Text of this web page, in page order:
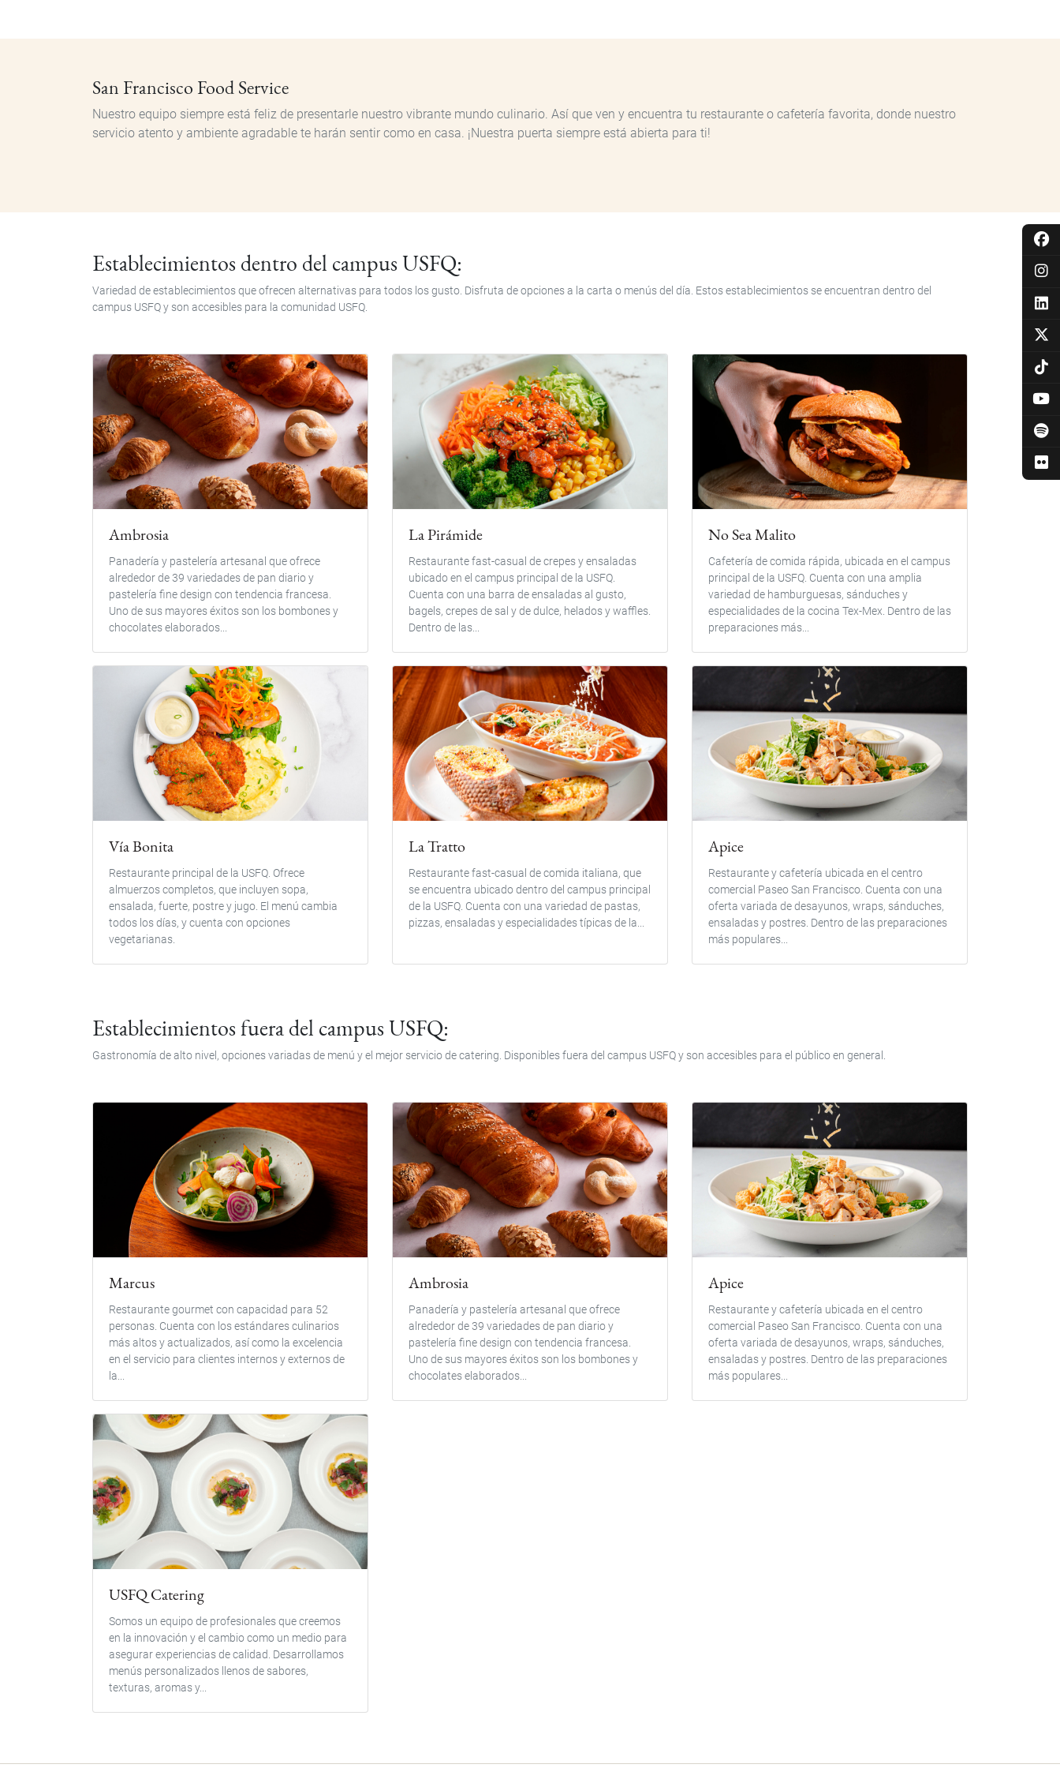
San Francisco Food Service
Nuestro equipo siempre está feliz de presentarle nuestro vibrante mundo culinario. Así que ven y encuentra tu restaurante o cafetería favorita, donde nuestro
servicio atento y ambiente agradable te harán sentir como en casa. ¡Nuestra puerta siempre está abierta para ti!
Establecimientos dentro del campus USFQ:
Variedad de establecimientos que ofrecen alternativas para todos los gusto. Disfruta de opciones a la carta o menús del día. Estos establecimientos se encuentran dentro del
campus USFQ y son accesibles para la comunidad USFQ.
Ambrosia
Panadería y pastelería artesanal que ofrece
alrededor de 39 variedades de pan diario y
pastelería fine design con tendencia francesa.
Uno de sus mayores éxitos son los bombones y
chocolates elaborados...
La Pirámide
Restaurante fast-casual de crepes y ensaladas
ubicado en el campus principal de la USFQ.
Cuenta con una barra de ensaladas al gusto,
bagels, crepes de sal y de dulce, helados y waffles.
Dentro de las...
No Sea Malito
Cafetería de comida rápida, ubicada en el campus
principal de la USFQ. Cuenta con una amplia
variedad de hamburguesas, sánduches y
especialidades de la cocina Tex-Mex. Dentro de las
preparaciones más...
Vía Bonita
Restaurante principal de la USFQ. Ofrece
almuerzos completos, que incluyen sopa,
ensalada, fuerte, postre y jugo. El menú cambia
todos los días, y cuenta con opciones
vegetarianas.
La Tratto
Restaurante fast-casual de comida italiana, que
se encuentra ubicado dentro del campus principal
de la USFQ. Cuenta con una variedad de pastas,
pizzas, ensaladas y especialidades típicas de la...
Apice
Restaurante y cafetería ubicada en el centro
comercial Paseo San Francisco. Cuenta con una
oferta variada de desayunos, wraps, sánduches,
ensaladas y postres. Dentro de las preparaciones
más populares...
Establecimientos fuera del campus USFQ:
Gastronomía de alto nivel, opciones variadas de menú y el mejor servicio de catering. Disponibles fuera del campus USFQ y son accesibles para el público en general.
Marcus
Restaurante gourmet con capacidad para 52
personas. Cuenta con los estándares culinarios
más altos y actualizados, así como la excelencia
en el servicio para clientes internos y externos de
la...
Ambrosia
Panadería y pastelería artesanal que ofrece
alrededor de 39 variedades de pan diario y
pastelería fine design con tendencia francesa.
Uno de sus mayores éxitos son los bombones y
chocolates elaborados...
Apice
Restaurante y cafetería ubicada en el centro
comercial Paseo San Francisco. Cuenta con una
oferta variada de desayunos, wraps, sánduches,
ensaladas y postres. Dentro de las preparaciones
más populares...
USFQ Catering
Somos un equipo de profesionales que creemos
en la innovación y el cambio como un medio para
asegurar experiencias de calidad. Desarrollamos
menús personalizados llenos de sabores,
texturas, aromas y...